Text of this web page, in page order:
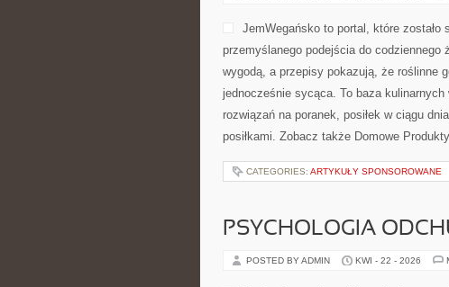
JemWegańsko to portal, które zostało
przemyślanego podejścia do
wygodą, a przepisy pokazują, że roślinne
jednocześnie sycąca. To baza
rozwiązań na poranek, posiłek w ciągu
posiłkami. Zobacz także Domowe
CATEGORIES: ARTYKUŁY SPONSOROWANE
PSYCHOLOGIA
POSTED BY ADMIN KWI - 22 - 2026